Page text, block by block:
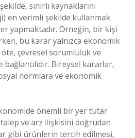
sınırlı kaynaklarını
en verimli şekilde kullanmak
yapmaktadır. Örneğin, bir kişi
bu karar yalnızca ekonomik
çevresel sorumluluk ve
Bireysel kararlar,
normlara ve ekonomik
önemli bir yer tutar
ve arz ilişkisini doğrudan
gibi ürünlerin tercih edilmesi,